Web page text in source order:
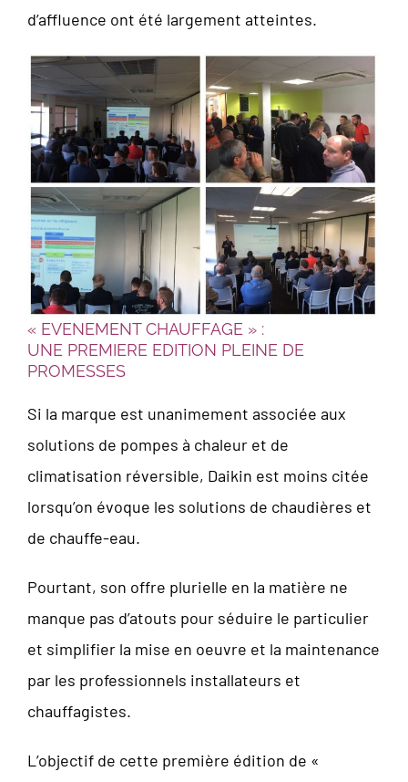
d’affluence ont été largement atteintes.
« EVENEMENT CHAUFFAGE » :
UNE PREMIERE EDITION PLEINE DE
PROMESSES
Si la marque est unanimement associée aux
solutions de pompes à chaleur et de
climatisation réversible, Daikin est moins citée
lorsqu’on évoque les solutions de chaudières et
de chauffe-eau.
Pourtant, son offre plurielle en la matière ne
manque pas d’atouts pour séduire le particulier
et simplifier la mise en oeuvre et la maintenance
par les professionnels installateurs et
chauffagistes.
L’objectif de cette première édition de «